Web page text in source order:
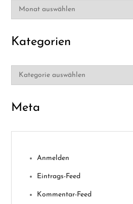
Archiv
Kategorien
Kategorien
Meta
Anmelden
Eintrags-Feed
Kommentar-Feed